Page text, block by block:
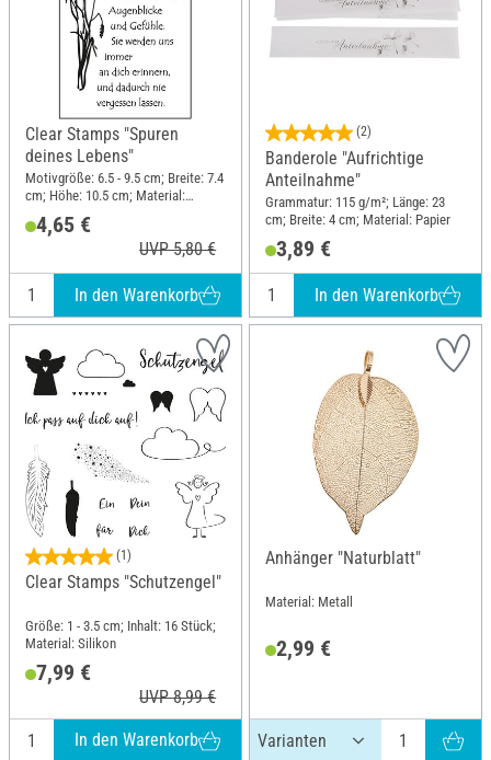
Clear Stamps "Spuren
deines Lebens"
Motivgröße: 6.5 - 9.5 cm; Breite: 7.4
cm; Höhe: 10.5 cm; Material:
4,65 €
UVP 5,80 €
In den Warenkorb
(2)
Banderole "Aufrichtige
Anteilnahme"
Grammatur: 115 g/m²; Länge: 23
cm; Breite: 4 cm; Material: Papier
3,89 €
In den Warenkorb
(1)
Clear Stamps "Schutzengel"
Größe: 1 - 3.5 cm; Inhalt: 16 Stück;
Material: Silikon
7,99 €
UVP 8,99 €
In den Warenkorb
Anhänger "Naturblatt"
Material: Metall
2,99 €